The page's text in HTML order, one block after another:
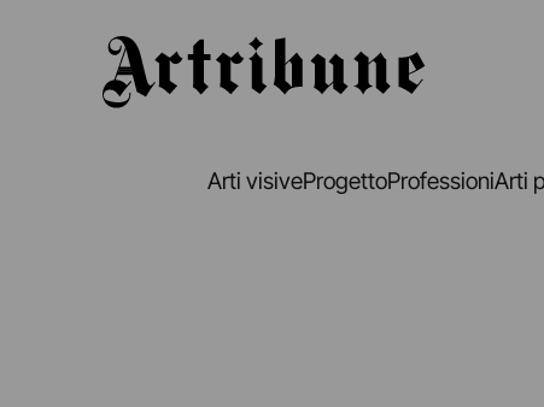
Arti visiveProgettoProfessioniArti